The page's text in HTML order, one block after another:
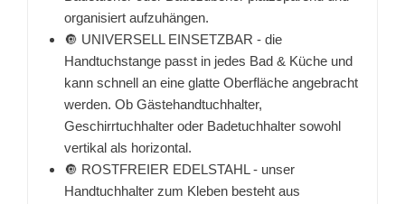
organisiert aufzuhängen.
🔘 UNIVERSELL EINSETZBAR - die
Handtuchstange passt in jedes Bad & Küche und
kann schnell an eine glatte Oberfläche angebracht
werden. Ob Gästehandtuchhalter,
Geschirrtuchhalter oder Badetuchhalter sowohl
vertikal als horizontal.
🔘 ROSTFREIER EDELSTAHL - unser
Handtuchhalter zum Kleben besteht aus